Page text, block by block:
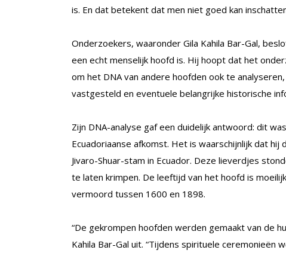
is. En dat betekent dat men niet goed kan
Onderzoekers, waaronder Gila Kahila Bar-Gal,
een echt menselijk hoofd is. Hij hoopt dat het
om het DNA van andere hoofden ook te
vastgesteld en eventuele belangrijke historische
Zijn DNA-analyse gaf een duidelijk antwoord: dit
Ecuadoriaanse afkomst. Het is waarschijnlijk dat
Jivaro-Shuar-stam in Ecuador. Deze lieverdjes
te laten krimpen. De leeftijd van het hoofd is
vermoord tussen 1600 en 1898.
“De gekrompen hoofden werden gemaakt van de
Kahila Bar-Gal uit. “Tijdens spirituele ceremonieën